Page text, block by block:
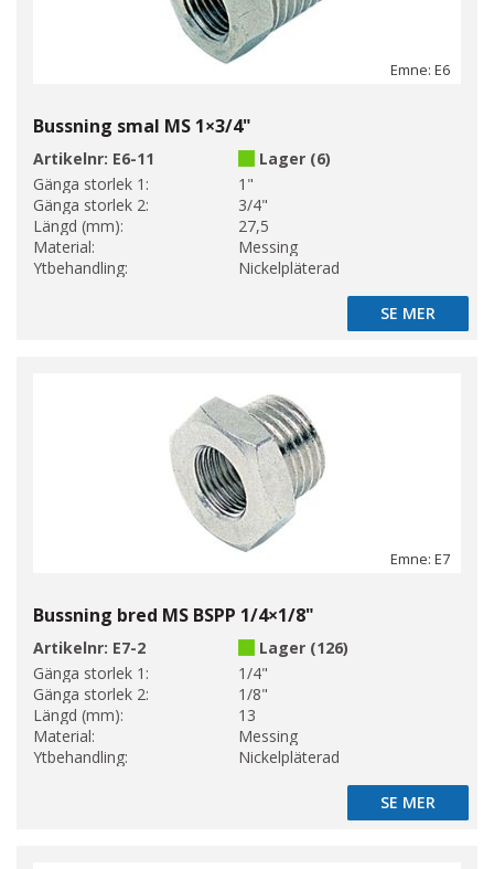
Emne: E6
Bussning smal MS 1×3/4"
Artikelnr: E6-11
Lager (6)
Gänga storlek 1:
1"
Gänga storlek 2:
3/4"
Längd (mm):
27,5
Material:
Messing
Ytbehandling:
Nickelpläterad
SE MER
SE MER
Emne: E7
Bussning bred MS BSPP 1/4×1/8"
Artikelnr: E7-2
Lager (126)
Gänga storlek 1:
1/4"
Gänga storlek 2:
1/8"
Längd (mm):
13
Material:
Messing
Ytbehandling:
Nickelpläterad
SE MER
SE MER